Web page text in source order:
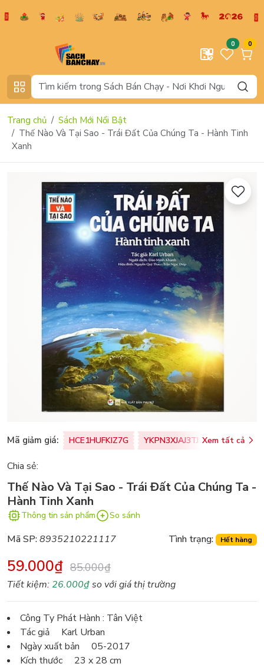
0 0
Trang chủ
Sách Mới Nổi Bật
Thế Nào Và Tại Sao - Trái Đất Của Chúng Ta - Hành Tinh
Xanh
Mã giảm giá: HCE1HUFKIZ7G YKPN3XJAJ3TJ Xem tất cả
Chia sẻ:
Thế Nào Và Tại Sao - Trái Đất Của Chúng Ta -
Hành Tinh Xanh
Thông tin sản phẩm So sánh
Mã SP:8935210221117 Tình trạng: Hết hàng
59.000₫ 85.000₫
Tiết kiệm: 26.000₫so với giá thị trường
Công Ty Phát Hành : Tân Việt
Tác giả Karl Urban
Ngày xuất bản 05-2017
Kích thước 23 x 28 cm